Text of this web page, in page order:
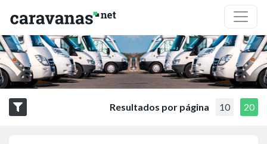
Resultados por página 10 20